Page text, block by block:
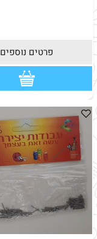
פרטים נוספים